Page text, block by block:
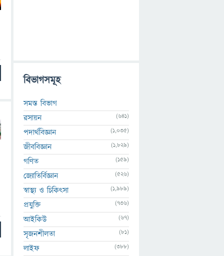
বিভাগসমূহ
সমস্ত বিভাগ
রসায়ন
(641)
পদার্থবিজ্ঞান (1,035)
জীববিজ্ঞান (1,829)
গণিত (159)
জ্যোতির্বিজ্ঞান (526)
স্বাস্থ্য ও চিকিৎসা (1,989)
প্রযুক্তি (736)
আইকিউ (67)
সৃজনশীলতা (81)
লাইফ (388)